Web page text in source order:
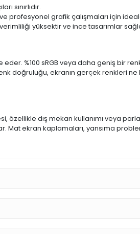
sınırlıdır.
profesyonel grafik çalışmaları için
yüksektir ve ince tasarımlar
%100 sRGB veya daha geniş bir
doğruluğu, ekranın gerçek renkleri
özellikle dış mekan kullanımı veya
Mat ekran kaplamaları, yansıma